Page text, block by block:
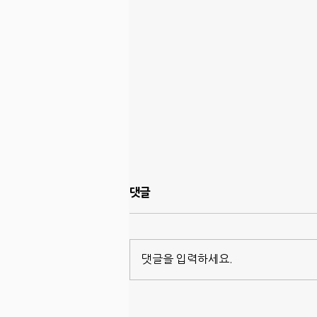
댓글
댓글을 입력하세요.